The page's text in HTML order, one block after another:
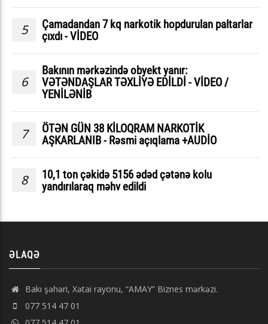
5
Çamadandan 7 kq narkotik hopdurulan paltarlar
çıxdı - VİDEO
6
Bakının mərkəzində obyekt yanır:
VƏTƏNDAŞLAR TƏXLİYƏ EDİLDİ - VİDEO /
YENİLƏNİB
7
ÖTƏN GÜN 38 KİLOQRAM NARKOTİK
AŞKARLANIB - Rəsmi açıqlama +AUDİO
8
10,1 ton çəkidə 5156 ədəd çətənə kolu
yandırılaraq məhv edildi
ƏLAQƏ
Bakı şəhəri, Xətai rayonu, “AMAY” Biznes mərkəzi.
077 514 47 01